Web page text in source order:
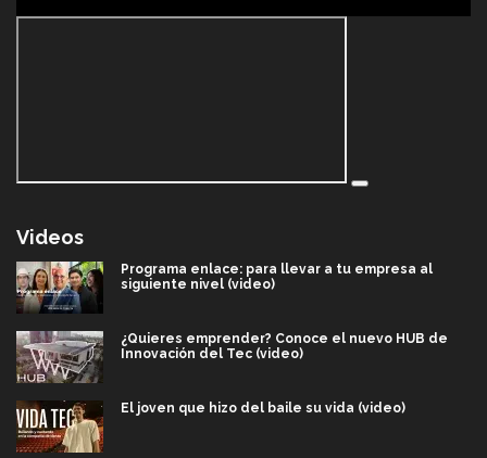
Videos
Programa enlace: para llevar a tu empresa al
siguiente nivel (video)
¿Quieres emprender? Conoce el nuevo HUB de
Innovación del Tec (video)
El joven que hizo del baile su vida (video)